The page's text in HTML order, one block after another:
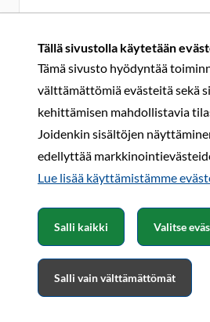
Tällä sivustolla käytetään
Tämä sivusto hyödyntää
välttämättömiä evästeitä sekä
kehittämisen mahdollistavia
Joidenkin sisältöjen
edellyttää
Lue lisää käyttämistämme
Salli kaikki
Salli vain välttämättömät
Valitse
Toivo Koistinen
30.12.2022 15:58
Sähköinen voimansiirto
kaivannut, koska sähkömoottori
väännön aina.
Kelekkamesssuilla oli
kuulemma kehitti
Ei tarvitse henkilöauto 427 hv
sata hepoista riittää sitä
toiseen.